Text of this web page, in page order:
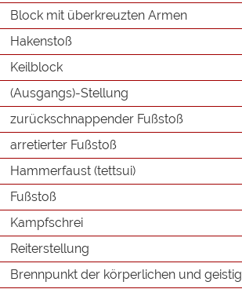
Block mit überkreuzten Armen
Hakenstoß
Keilblock
(Ausgangs)-Stellung
zurückschnappender Fußstoß
arretierter Fußstoß
Hammerfaust (tettsui)
Fußstoß
Kampfschrei
Reiterstellung
Brennpunkt der körperlichen und